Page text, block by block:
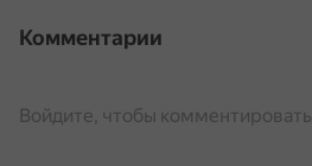
Комментарии
Войдите, чтобы комментировать